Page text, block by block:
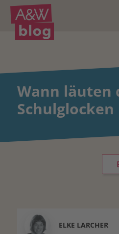
Wann läuten
Schulglocken
ELKE LARCHER